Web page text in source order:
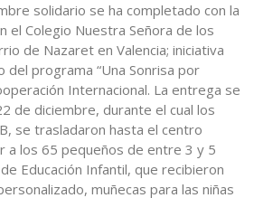
solidario se ha completado con la
el Colegio Nuestra Señora de los
de Nazaret en Valencia; iniciativa
programa “Una Sonrisa por
Internacional. La entrega se
de diciembre, durante el cual los
se trasladaron hasta el centro
a los 65 pequeños de entre 3 y 5
Educación Infantil, que recibieron
muñecas para las niñas